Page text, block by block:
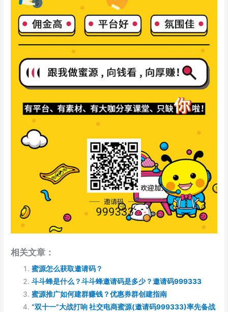
相关文章：
蜜源怎么获取邀请码？
斗斗蜂是什么？斗斗蜂邀请码是多少？邀请码999333
蜜源推广如何建群赚钱？优惠券群创建指南
“双十一”大战打响 社交电商蜜源(邀请码999333)率先备战